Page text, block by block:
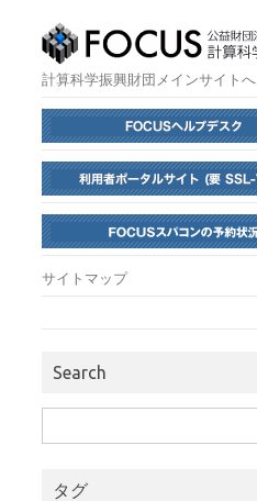
計算科学振興財団メインサイトへ
サイトマップ
Search
索:
タグ